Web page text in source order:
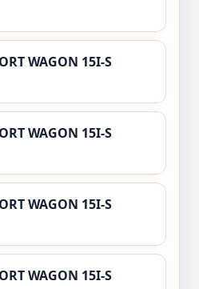
WAGON 15I-S
WAGON 15I-S
WAGON 15I-S
WAGON 15I-S